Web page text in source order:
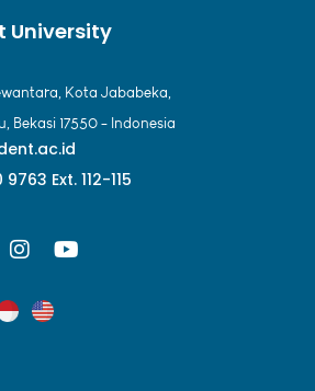
University
Kota Jababeka,
Bekasi 17550 - Indonesia
Ext. 112-115